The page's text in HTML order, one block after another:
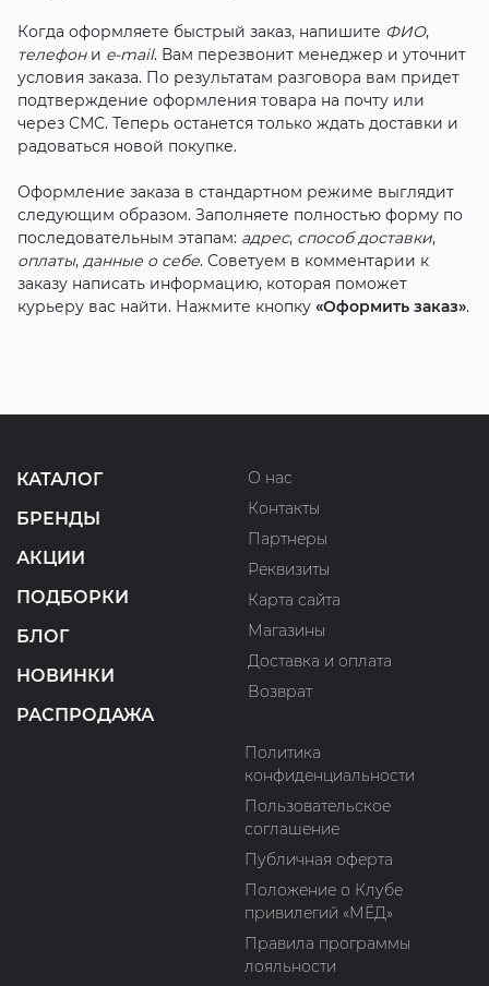
Когда оформляете быстрый заказ, напишите ФИО,
телефони e-mail. Вам перезвонит менеджер и уточнит
условия заказа. По результатам разговора вам придет
подтверждение оформления товара на почту или
через СМС. Теперь останется только ждать доставки и
радоваться новой покупке.
Оформление заказа в стандартном режиме выглядит
следующим образом. Заполняете полностью форму по
последовательным этапам: адрес, способ доставки,
оплаты, данные о себе. Советуем в комментарии к
заказу написать информацию, которая поможет
курьеру вас найти. Нажмите кнопку «Оформить заказ».
КАТАЛОГ
БРЕНДЫ
АКЦИИ
ПОДБОРКИ
БЛОГ
НОВИНКИ
РАСПРОДАЖА
О нас
Контакты
Партнеры
Реквизиты
Карта сайта
Магазины
Доставка и оплата
Возврат
Политика
конфиденциальности
Пользовательское
соглашение
Публичная оферта
Положение о Клубе
привилегий «МЁД»
Правила программы
лояльности